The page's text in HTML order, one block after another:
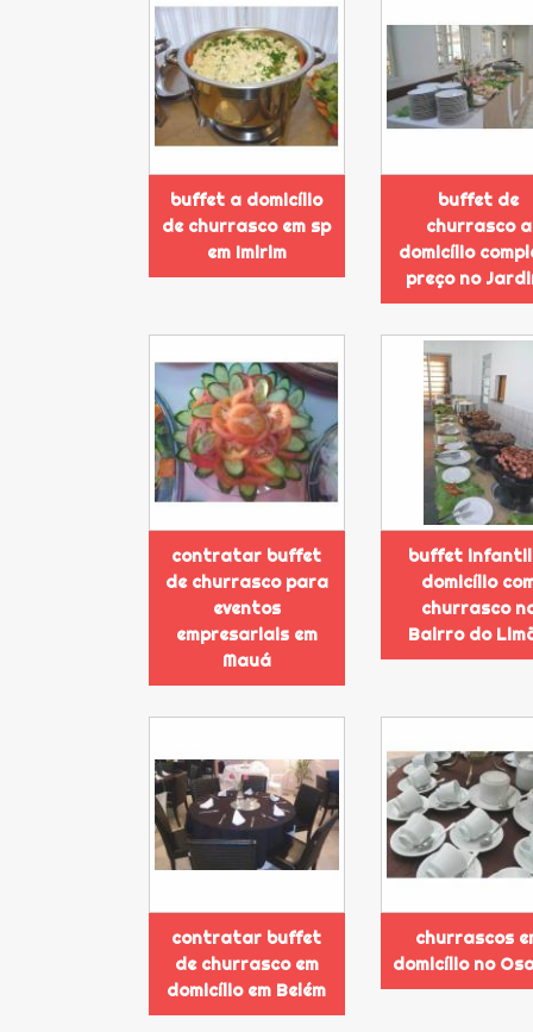
buffet a domicílio
de churrasco em sp
em Imirim
buffet de
churrasco a
domicílio
preço no
contratar buffet
de churrasco para
eventos
empresariais em
Mauá
buffet
domicílio
churrasco
Bairro do
contratar buffet
de churrasco em
domicílio em Belém
churrascos
domicílio no